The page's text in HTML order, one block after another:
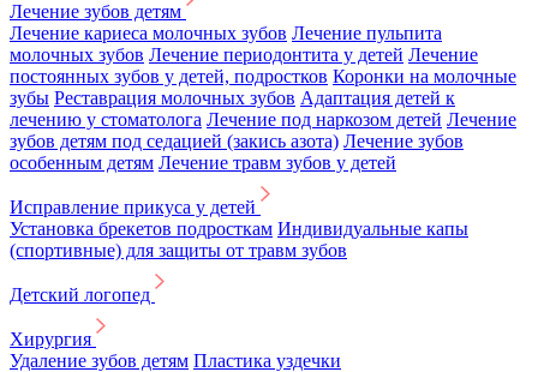
Лечение зубов детям
Лечение кариеса молочных зубов Лечение пульпита
молочных зубов Лечение периодонтита у детей Лечение
постоянных зубов у детей, подростков Коронки на молочные
зубы Реставрация молочных зубов Адаптация детей к
лечению у стоматолога Лечение под наркозом детей Лечение
зубов детям под седацией (закись азота) Лечение зубов
особенным детям Лечение травм зубов у детей
Исправление прикуса у детей
Установка брекетов подросткам Индивидуальные капы
(спортивные) для защиты от травм зубов
Детский логопед
Хирургия
Удаление зубов детям Пластика уздечки